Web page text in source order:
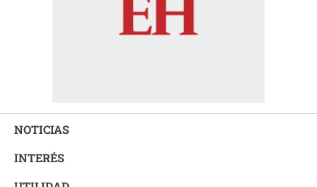
NOTICIAS
INTERÉS